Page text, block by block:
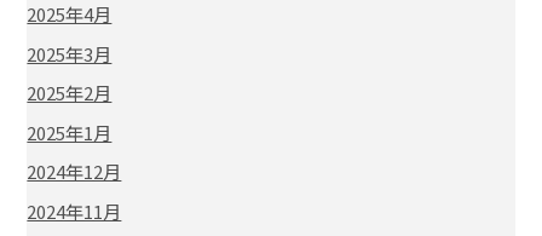
2025年4月
2025年3月
2025年2月
2025年1月
2024年12月
2024年11月